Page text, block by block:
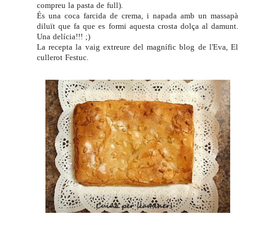
compreu la pasta de full).
És una coca farcida de crema, i napada amb un massapà
diluït que fa que es formi aquesta crosta dolça al damunt.
Una delícia!!! ;)
La recepta la vaig extreure del magnífic blog de l'Eva, El
cullerot Festuc